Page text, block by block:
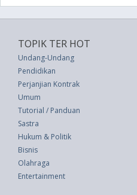
TOPIK TER HOT
Undang-Undang
Pendidikan
Perjanjian Kontrak
Umum
Tutorial / Panduan
Sastra
Hukum & Politik
Bisnis
Olahraga
Entertainment